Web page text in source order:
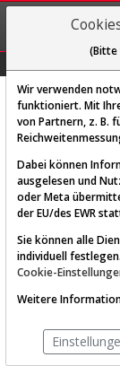
AKTIEN-
Die
(Bitte
Wir verwenden
funktioniert. Mit
von Partnern, z. B.
Dabei können
ausgelesen und
oder Meta
der EU/des EWR
Sie können alle
individuell
Cookie-
Weitere